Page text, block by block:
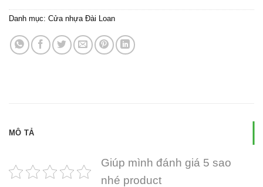
Danh mục: Cửa nhựa Đài Loan
MÔ TẢ
Giúp mình đánh giá 5 sao
nhé product